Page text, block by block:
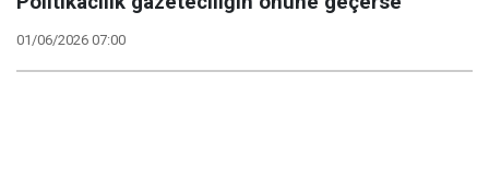
01/06/2026 07:00